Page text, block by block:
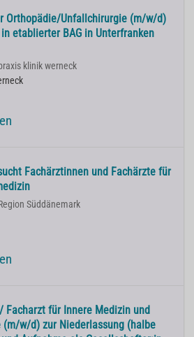
Orthopädie/Unfallchirurgie (m/w/d)
etablierter BAG in Unterfranken
klinik werneck
Fachärztinnen und Fachärzte für
Süddänemark
Facharzt für Innere Medizin und
(m/w/d) zur Niederlassung (halbe